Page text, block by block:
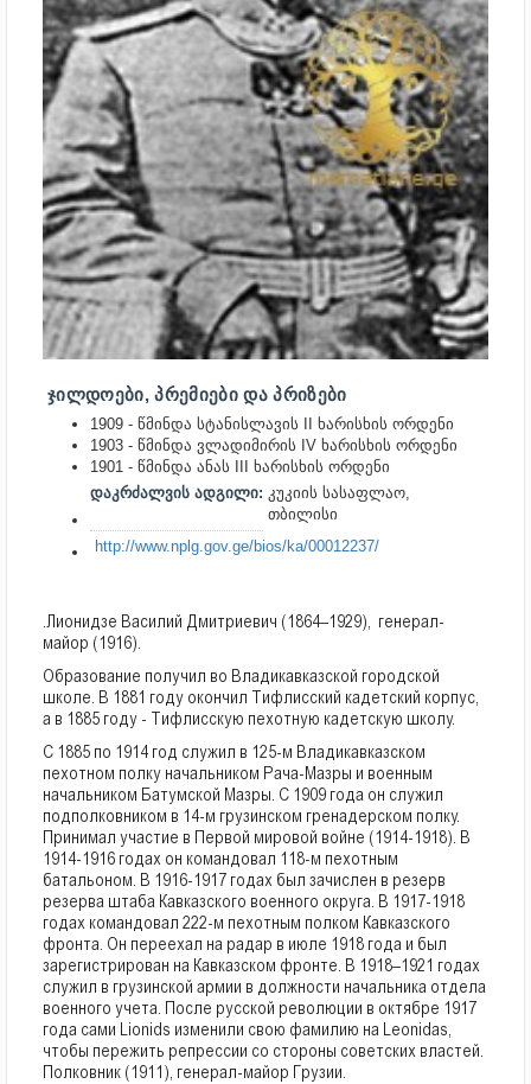
ᲯᲘᲚᲓᲝᲔᲑᲘ, ᲞᲠᲔᲛᲘᲔᲑᲘ ᲓᲐ ᲞᲠᲘᲖᲔᲑᲘ
1909 - წმინდა სტანისლავის II ხარისხის ორდენი
1903 - წმინდა ვლადიმირის IV ხარისხის ორდენი
1901 - წმინდა ანას III ხარისხის ორდენი
დაკრძალვის ადგილი: კუკიის სასაფლაო,
თბილისი
http://www.nplg.gov.ge/bios/ka/00012237/
.Лионидзе Василий Дмитриевич (1864–1929), генерал-
майор (1916).
Образование получил во Владикавказской городской
школе. В 1881 году окончил Тифлисский кадетский корпус,
а в 1885 году - Тифлисскую пехотную кадетскую школу.
С 1885 по 1914 год служил в 125-м Владикавказском
пехотном полку начальником Рача-Мазры и военным
начальником Батумской Мазры. С 1909 года он служил
подполковником в 14-м грузинском гренадерском полку.
Принимал участие в Первой мировой войне (1914-1918). В
1914-1916 годах он командовал 118-м пехотным
батальоном. В 1916-1917 годах был зачислен в резерв
резерва штаба Кавказского военного округа. В 1917-1918
годах командовал 222-м пехотным полком Кавказского
фронта. Он переехал на радар в июле 1918 года и был
зарегистрирован на Кавказском фронте. В 1918–1921 годах
служил в грузинской армии в должности начальника отдела
военного учета. После русской революции в октябре 1917
года сами Lionids изменили свою фамилию на Leonidas,
чтобы пережить репрессии со стороны советских властей.
Полковник (1911), генерал-майор Грузии.